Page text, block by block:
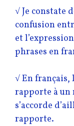
√ Je constate
confusion
et
phrases en
√ En français,
rapporte à un
s’accorde
rapporte.